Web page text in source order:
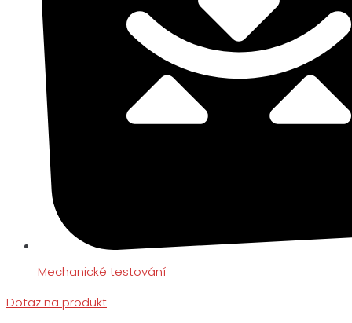
Mechanické testování
Dotaz na produkt